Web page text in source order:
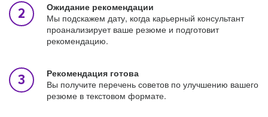
Ожидание рекомендации
Мы подскажем дату, когда карьерный консультант
проанализирует ваше резюме и подготовит
рекомендацию.
Рекомендация готова
Вы получите перечень советов по улучшению вашего
резюме в текстовом формате.